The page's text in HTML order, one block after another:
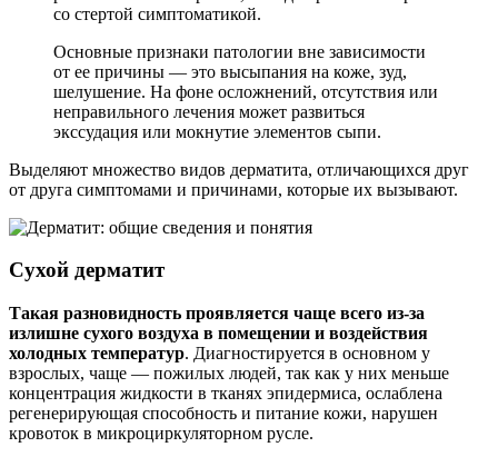
со стертой симптоматикой.
Основные признаки патологии вне зависимости
от ее причины — это высыпания на коже, зуд,
шелушение. На фоне осложнений, отсутствия или
неправильного лечения может развиться
экссудация или мокнутие элементов сыпи.
Выделяют множество видов дерматита, отличающихся друг
от друга симптомами и причинами, которые их вызывают.
Сухой дерматит
Такая разновидность проявляется чаще всего из-за
излишне сухого воздуха в помещении и воздействия
холодных температур. Диагностируется в основном у
взрослых, чаще — пожилых людей, так как у них меньше
концентрация жидкости в тканях эпидермиса, ослаблена
регенерирующая способность и питание кожи, нарушен
кровоток в микроциркуляторном русле.